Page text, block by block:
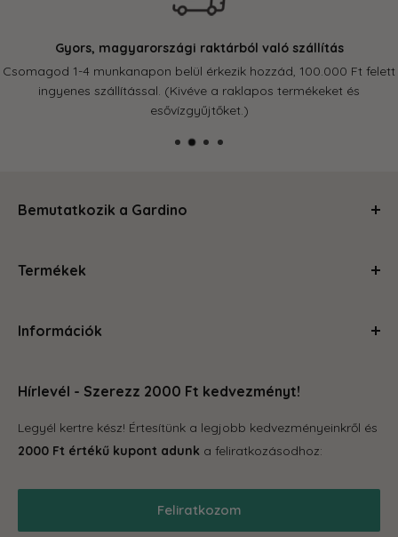
Gyors, magyarországi raktárból való szállítás
Csomagod 1-4 munkanapon belül érkezik hozzád, 100.000 Ft felett
ingyenes szállítással. (Kivéve a raklapos termékeket és
esővízgyűjtőket.)
Bemutatkozik a Gardino
Segítünk, hogy a szobád, balkonod, kerted olyan legyen,
megteszünk mindent, hogy a kertészkedés egyszerű és
hogy megleld amire vágysz.
Termékek
Kerti kiegészítők
Otthon és konyha
Grill
Balkonkertészet
Téli termékek
Információk
Kapcsolat
Gardino Hűségprogram
Reklamáció, garancia
Hírlevél - Szerezz 2000 Ft kedvezményt!
Legyél kertre kész! Értesítünk a legjobb kedvezményeinkről és
2000 Ft értékű kupont adunk a feliratkozásodhoz:
Feliratkozom